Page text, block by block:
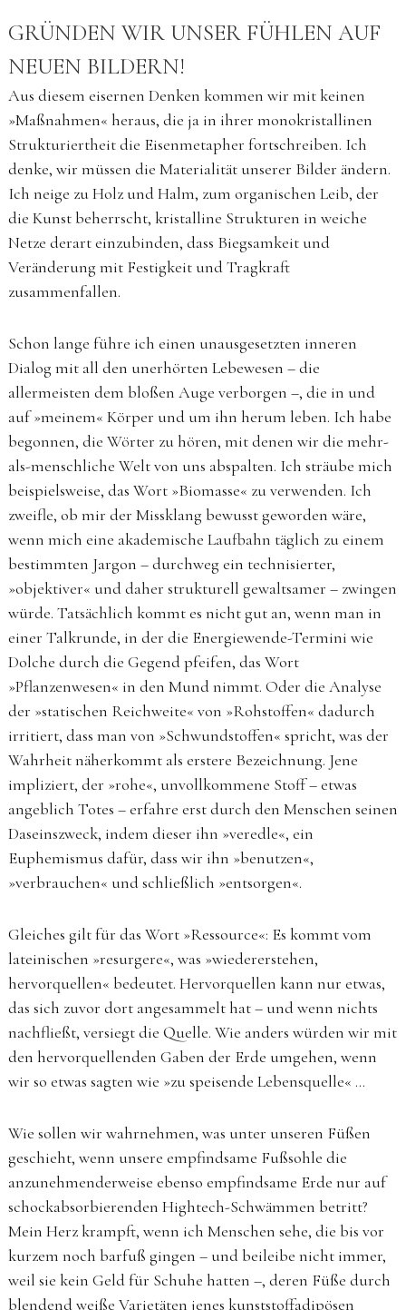
GRÜNDEN WIR UNSER FÜHLEN AUF
NEUEN BILDERN!
Aus diesem eisernen Denken kommen wir mit keinen
»Maßnahmen« heraus, die ja in ihrer monokristallinen
Strukturiertheit die Eisenmetapher fortschreiben. Ich
denke, wir müssen die Materialität unserer Bilder ändern.
Ich neige zu Holz und Halm, zum organischen Leib, der
die Kunst beherrscht, kristalline Strukturen in weiche
Netze derart einzubinden, dass Biegsamkeit und
Veränderung mit Festigkeit und Tragkraft
zusammenfallen.
Schon lange führe ich einen unausgesetzten inneren
Dialog mit all den unerhörten Lebewesen – die
allermeisten dem bloßen Auge verborgen –, die in und
auf »meinem« Körper und um ihn herum leben. Ich habe
begonnen, die Wörter zu hören, mit denen wir die mehr-
als-menschliche Welt von uns abspalten. Ich sträube mich
beispielsweise, das Wort »Biomasse« zu verwenden. Ich
zweifle, ob mir der Missklang bewusst geworden wäre,
wenn mich eine akademische Laufbahn täglich zu einem
bestimmten Jargon – durchweg ein technisierter,
»objektiver« und daher strukturell gewaltsamer – zwingen
würde. Tatsächlich kommt es nicht gut an, wenn man in
einer Talkrunde, in der die Energiewende-Termini wie
Dolche durch die Gegend pfeifen, das Wort
»Pflanzenwesen« in den Mund nimmt. Oder die Analyse
der »statischen Reichweite« von »Rohstoffen« dadurch
irritiert, dass man von »Schwundstoffen« spricht, was der
Wahrheit näherkommt als erstere Bezeichnung. Jene
impliziert, der »rohe«, unvollkommene Stoff – etwas
angeblich Totes – erfahre erst durch den Menschen seinen
Daseinszweck, indem dieser ihn »veredle«, ein
Euphemismus dafür, dass wir ihn »benutzen«,
»verbrauchen« und schließlich »entsorgen«.
Gleiches gilt für das Wort »Ressource«: Es kommt vom
lateinischen »resurgere«, was »wiedererstehen,
hervorquellen« bedeutet. Hervorquellen kann nur etwas,
das sich zuvor dort angesammelt hat – und wenn nichts
nachfließt, versiegt die Quelle. Wie anders würden wir mit
den hervorquellenden Gaben der Erde umgehen, wenn
wir so etwas sagten wie »zu speisende Lebensquelle« …
Wie sollen wir wahrnehmen, was unter unseren Füßen
geschieht, wenn unsere empfindsame Fußsohle die
anzunehmenderweise ebenso empfindsame Erde nur auf
schockabsorbierenden Hightech-Schwämmen betritt?
Mein Herz krampft, wenn ich Menschen sehe, die bis vor
kurzem noch barfuß gingen – und beileibe nicht immer,
weil sie kein Geld für Schuhe hatten –, deren Füße durch
blendend weiße Varietäten jenes kunststoffadipösen